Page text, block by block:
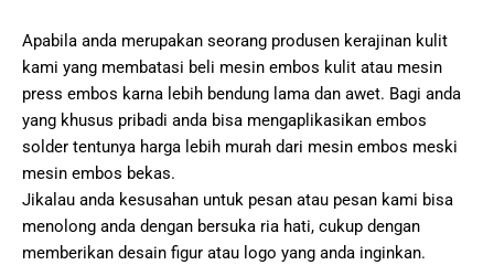
Apabila anda merupakan seorang produsen kerajinan kulit
kami yang membatasi beli mesin embos kulit atau mesin
press embos karna lebih bendung lama dan awet. Bagi anda
yang khusus pribadi anda bisa mengaplikasikan embos
solder tentunya harga lebih murah dari mesin embos meski
mesin embos bekas.
Jikalau anda kesusahan untuk pesan atau pesan kami bisa
menolong anda dengan bersuka ria hati, cukup dengan
memberikan desain figur atau logo yang anda inginkan.